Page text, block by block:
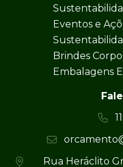
Eventos e
Brindes
Embalagens
Rua Heráclito